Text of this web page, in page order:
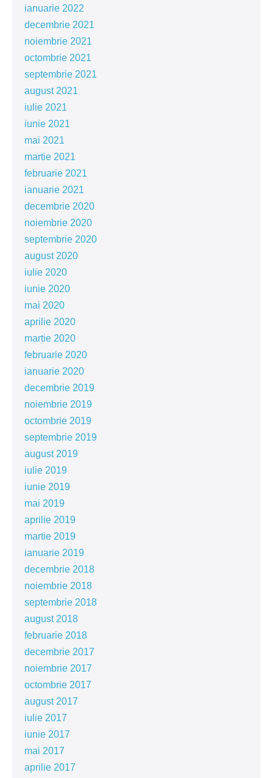
ianuarie 2022
decembrie 2021
noiembrie 2021
octombrie 2021
septembrie 2021
august 2021
iulie 2021
iunie 2021
mai 2021
martie 2021
februarie 2021
ianuarie 2021
decembrie 2020
noiembrie 2020
septembrie 2020
august 2020
iulie 2020
iunie 2020
mai 2020
aprilie 2020
martie 2020
februarie 2020
ianuarie 2020
decembrie 2019
noiembrie 2019
octombrie 2019
septembrie 2019
august 2019
iulie 2019
iunie 2019
mai 2019
aprilie 2019
martie 2019
ianuarie 2019
decembrie 2018
noiembrie 2018
septembrie 2018
august 2018
februarie 2018
decembrie 2017
noiembrie 2017
octombrie 2017
august 2017
iulie 2017
iunie 2017
mai 2017
aprilie 2017